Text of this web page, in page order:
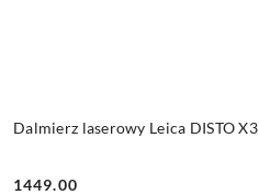
Dalmierz laserowy Leica DISTO X3
1449.00